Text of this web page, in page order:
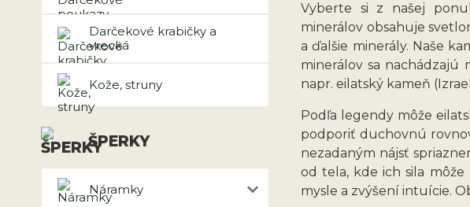
Darčekové krabičky a
vrecká
Kože, struny
ŠPERKY
Náramky
Vyberte si z našej
minerálov obsahuje
a ďalšie minerály. Naše
minerálov sa nachádzajú
napr. eilatský kameň
Podľa legendy môže
podporiť duchovnú
nezadaným nájsť
od tela, kde ich sila môže
mysle a zvýšení intuície.